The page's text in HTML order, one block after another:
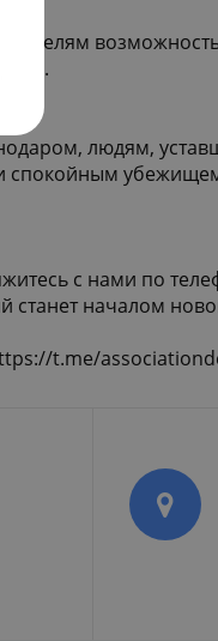
людям,
спокойным
с нами по
станет началом
t.me/